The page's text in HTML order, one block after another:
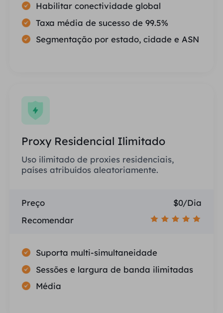
Habilitar conectividade global
Taxa média de sucesso de 99.5%
Segmentação por estado, cidade e ASN
Proxy Residencial Ilimitado
Uso ilimitado de proxies residenciais,
países atribuídos aleatoriamente.
Preço
$0/Dia
Recomendar
Suporta multi-simultaneidade
Sessões e largura de banda ilimitadas
Média